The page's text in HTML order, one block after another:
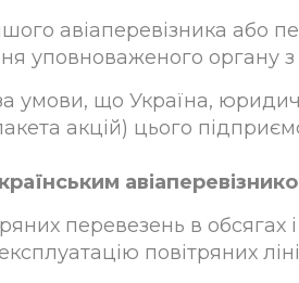
авіаперевізника або
органу з
умови, що Україна,
акцій) цього
перевезень в
повітряних